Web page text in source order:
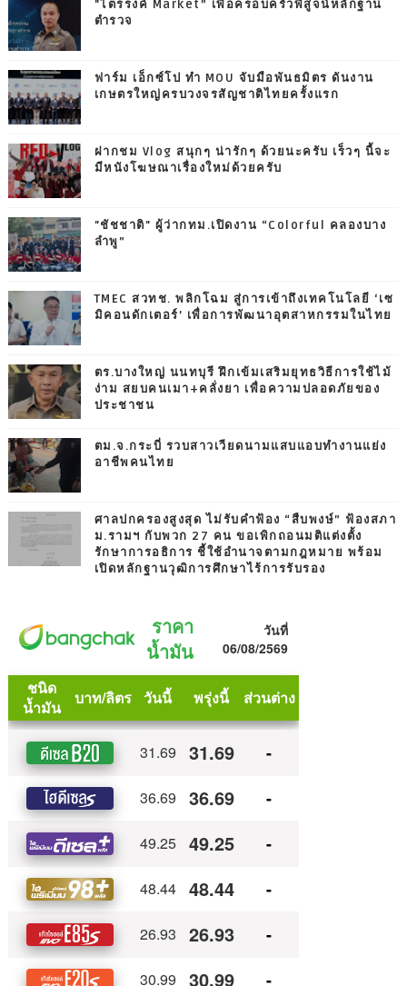
"ไตรรงค์ Market” เพื่อครอบครัวพิสูจน์หลักฐาน
ตำรวจ
ฟาร์ม เอ็กซ์โป ทำ MOU จับมือพันธมิตร ดันงาน
เกษตรใหญ่ครบวงจรสัญชาติไทยครั้งแรก
ฝากชม Vlog สนุกๆ น่ารักๆ ด้วยนะครับ เร็วๆ นี้จะ
มีหนังโฆษณาเรื่องใหม่ด้วยครับ
"ชัชชาติ" ผู้ว่ากทม.เปิดงาน “Colorful คลองบาง
ลำพู”
TMEC สวทช. พลิกโฉม สู่การเข้าถึงเทคโนโลยี ‘เซ
มิคอนดักเตอร์’ เพื่อการพัฒนาอุตสาหกรรมในไทย
ตร.บางใหญ่ นนทบุรี ฝึกเข้มเสริมยุทธวิธีการใช้ไม้
ง่าม สยบคนเมา+คลั่งยา เพื่อความปลอดภัยของ
ประชาชน
ตม.จ.กระบี่ รวบสาวเวียดนามแสบแอบทำงานแย่ง
อาชีพคนไทย
ศาลปกครองสูงสุด ไม่รับคำฟ้อง “สืบพงษ์” ฟ้องสภา
ม.รามฯ กับพวก 27 คน ขอเพิกถอนมติแต่งตั้ง
รักษาการอธิการ ชี้ใช้อำนาจตามกฎหมาย พร้อม
เปิดหลักฐานวุฒิการศึกษาไร้การรับรอง